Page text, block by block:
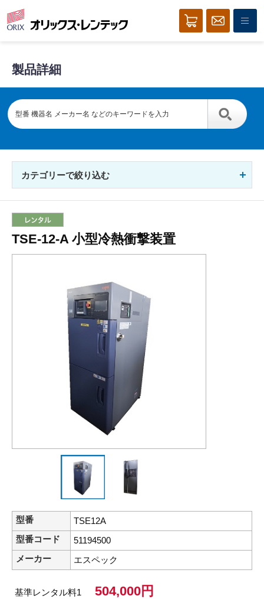
製品詳細
カテゴリーで絞り込む
TSE-12-A 小型冷熱衝撃装置
型番
TSE12A
型番コード
51194500
メーカー
エスペック
基準レンタル料1
504,000円